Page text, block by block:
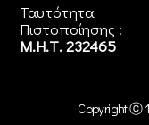
Ταυτότητα
Πιστοποίησης :
Μ.Η.Τ. 232465
Copyright ⓒ